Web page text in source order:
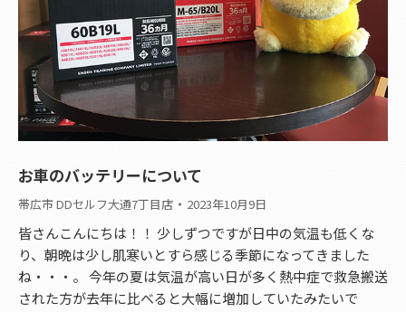
お車のバッテリーについて
帯広市 DDセルフ大通7丁目店 2023年10月9日
皆さんこんにちは！！ 少しずつですが日中の気温も低くな
り、朝晩は少し肌寒いとすら感じる季節になってきました
ね・・・。 今年の夏は気温が高い日が多く熱中症で救急搬送
された方が去年に比べると大幅に増加していたみたいで